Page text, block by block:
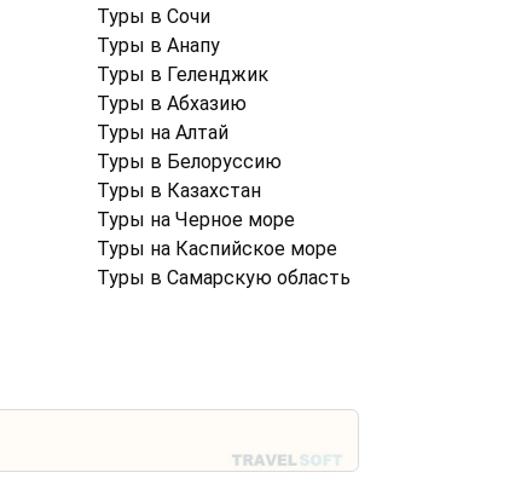
Туры в Cочи
Туры в Анапу
Туры в Геленджик
Туры в Абхазию
Туры на Алтай
Туры в Белоруссию
Туры в Казахстан
Туры на Черное море
Туры на Каспийское море
Туры в Самарскую область